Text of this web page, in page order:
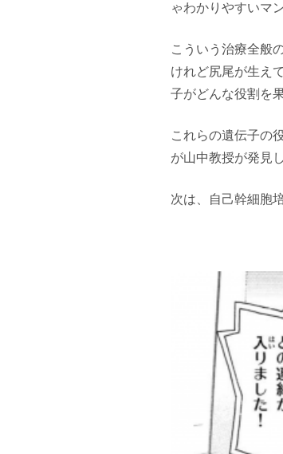
ゃわかりやすいマン
こういう治療全般
けれど尻尾が生え
子がどんな役割を
これらの遺伝子の
が山中教授が発見
次は、自己幹細胞